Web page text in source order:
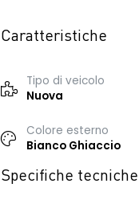
Caratteristiche
Tipo di veicolo
Nuova
Colore esterno
Bianco Ghiaccio
Specifiche tecniche